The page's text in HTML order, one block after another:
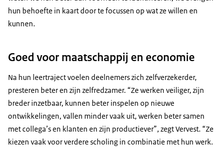
hun behoefte in kaart door te focussen op wat ze willen en
kunnen.
Goed voor maatschappij en economie
Na hun leertraject voelen deelnemers zich zelfverzekerder,
presteren beter en zijn zelfredzamer. “Ze werken veiliger, zijn
breder inzetbaar, kunnen beter inspelen op nieuwe
ontwikkelingen, vallen minder vaak uit, werken beter samen
met collega’s en klanten en zijn productiever”, zegt Vervest. “Ze
kiezen vaak voor verdere scholing in combinatie met hun werk.